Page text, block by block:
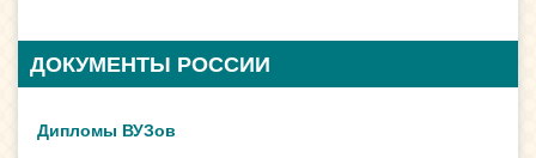
ДОКУМЕНТЫ РОССИИ
Дипломы ВУЗов